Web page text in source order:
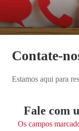
Contate-
Estamos aqui para
Fale com
Os campos